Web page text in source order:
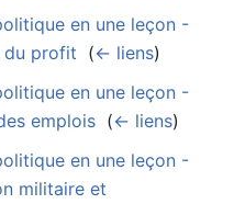
en une leçon -
du profit (← liens)
en une leçon -
emplois (← liens)
en une leçon -
militaire et